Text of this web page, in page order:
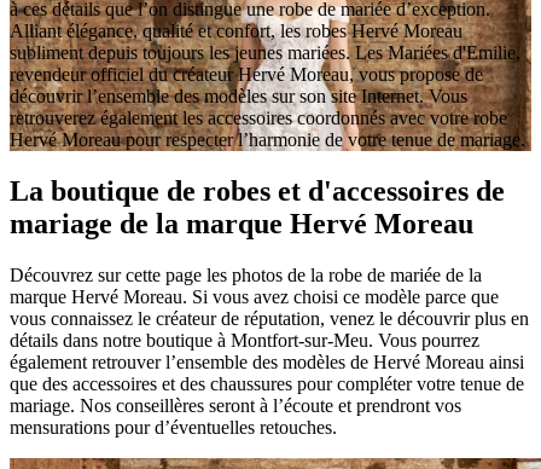
à ces détails que l’on distingue une robe de mariée d’exception.
Alliant élégance, qualité et confort, les robes Hervé Moreau
subliment depuis toujours les jeunes mariées. Les Mariées d'Emilie,
revendeur officiel du créateur Hervé Moreau, vous propose de
découvrir l’ensemble des modèles sur son site Internet. Vous
retrouverez également les accessoires coordonnés avec votre robe
Hervé Moreau pour respecter l’harmonie de votre tenue de mariage.
La boutique de robes et d'accessoires de
mariage de la marque Hervé Moreau
Découvrez sur cette page les photos de la robe de mariée de la
marque Hervé Moreau. Si vous avez choisi ce modèle parce que
vous connaissez le créateur de réputation, venez le découvrir plus en
détails dans notre boutique à Montfort-sur-Meu. Vous pourrez
également retrouver l’ensemble des modèles de Hervé Moreau ainsi
que des accessoires et des chaussures pour compléter votre tenue de
mariage. Nos conseillères seront à l’écoute et prendront vos
mensurations pour d’éventuelles retouches.